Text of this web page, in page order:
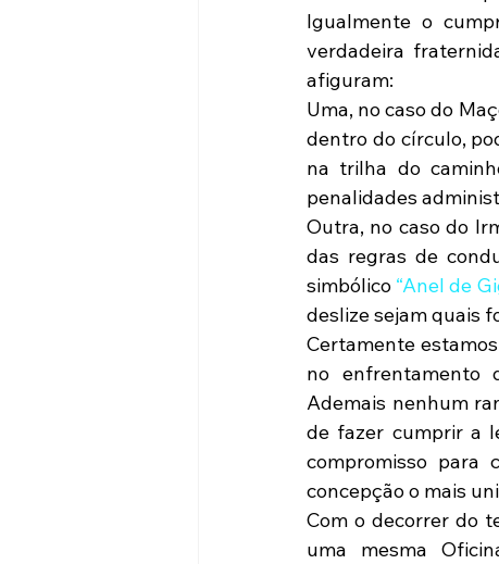
Igualmente o
verdadeira
afiguram:
Uma, no caso do
dentro do círculo,
na trilha do
penalidades
Outra, no caso do
das regras de
simbólico “Anel de
deslize sejam quais
Certamente
no enfrentamento
Ademais nenhum
de fazer cumprir a
compromisso para
concepção o mais
Com o decorrer do
uma mesma